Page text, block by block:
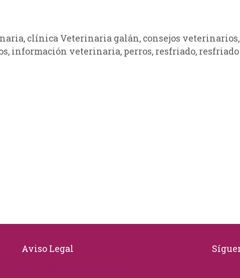
, clínica Veterinaria galán, consejos veterinarios,
, información veterinaria, perros, resfriado,
Aviso Legal